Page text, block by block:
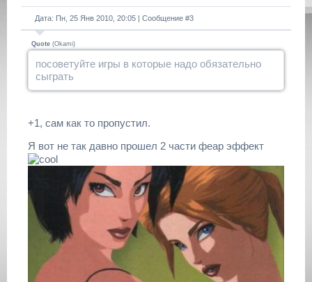
Дата: Пн, 25 Янв 2010, 20:05 | Сообщение #3
Quote (Okami)
посоветуйте игры в которые надо обязательно
сыграть
+1, сам как то пропустил.
Я вот не так давно прошел 2 части феар эффект